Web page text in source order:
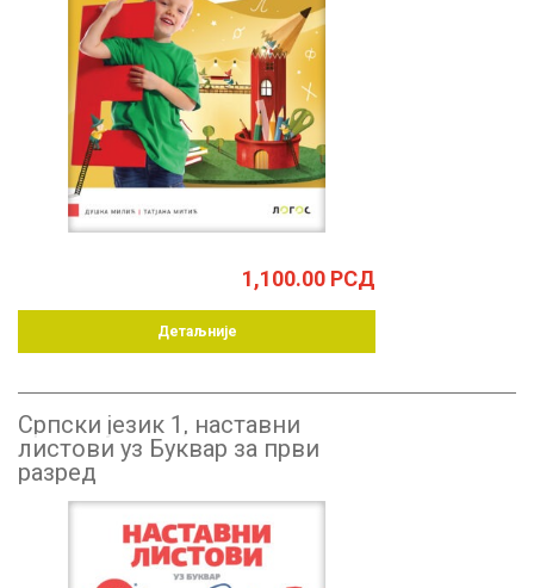
1,100.00 РСД
Детаљније
Српски језик 1, наставни
листови уз Буквар за први
разред